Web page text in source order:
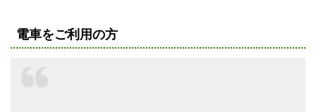
電車をご利用の方